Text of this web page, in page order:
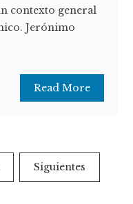
contexto general
Jerónimo
Read More
Siguientes